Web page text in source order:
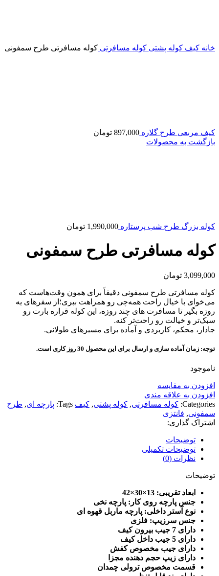
خانه کیف کوله پشتی کوله مسافرتی کوله مسافرتی طرح سمفونی
کیف مربعی طرح گلاره 897,000 تومان
بازگشت به محصولات
کوله بزرگ طرح شب پرستاره 1,990,000 تومان
کوله مسافرتی طرح سمفونی
3,099,000 تومان
کوله مسافرتی طرح سمفونی دقیقاً برای همون وقت‌هاست که
می‌خوای با خیال راحت همه‌چی رو همراهت ببری؛از سفرهای یه
روزه بگیر تا مسافرت های چند روزه، این کوله قراره بارت رو
سبک‌تر و خیالت رو راحت‌تر کنه.
جا‌دار، محکم، کاربردی و آماده‌ برای مسیرهای طولانی.
توجه: زمان آماده سازی و ارسال برای این محصول 30 روز کاری است.
ناموجود
افزودن به مقایسه
افزودن به علاقه مندی
Categories: کوله مسافرتی, کوله پشتی, کیف Tags: پارچه ای, طرح
سمفونی, فانتزی
اشتراک گذاری:
توضیحات
توضیحات تکمیلی
نظرات (0)
توضیحات
ابعاد تقریبی: 13×30×42
جنس پارچه روی کار: پارچه نخی
نوع آستر داخلی: پارچه ماربل قهوه ای
جنس سرزیپ: فلزی
دارای 7 جیب بیرون کیف
دارای 5 جیب داخل کیف
دارای جیب مخصوص کفش
دارای زیپ حجم دهنده مجزا
قسمت مخصوص ترولی چمدان